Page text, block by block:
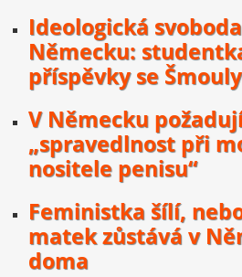
Ideologická
Německu:
příspěvky se Šmouly
V Německu
„spravedlnost při
nositele penisu“
Feministka šílí,
matek zůstává v
doma